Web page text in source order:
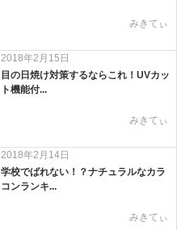
みきてぃ
2018年2月15日
目の日焼け対策するならこれ！UVカッ
ト機能付...
みきてぃ
2018年2月14日
学校でばれない！？ナチュラルなカラ
コンランキ...
みきてぃ